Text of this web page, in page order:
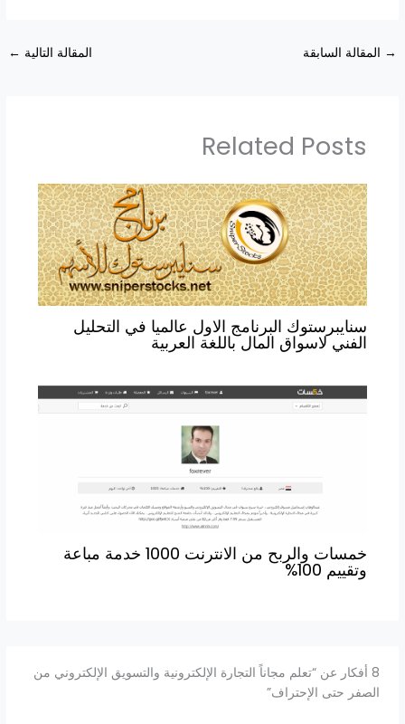
→ المقالة السابقة المقالة التالية ←
Related Posts
سنايبرستوك البرنامج الاول عالميا في التحليل
الفني لاسواق المال باللغة العربية
خمسات والربح من الانترنت 1000 خدمة مباعة
وتقييم 100%
8 أفكار عن “تعلم مجاناً التجارة الإلكترونية والتسويق الإلكتروني من
الصفر حتى الإحتراف”